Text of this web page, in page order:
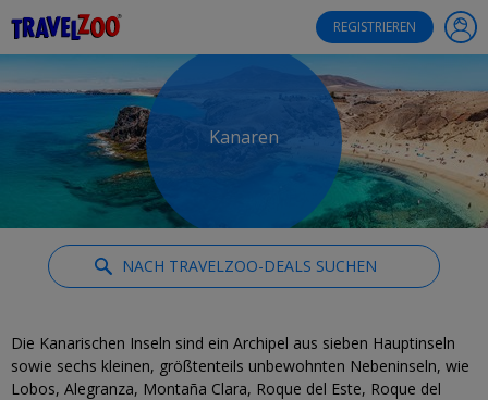
REGISTRIEREN
Kanaren
NACH TRAVELZOO-DEALS SUCHEN
Die Kanarischen Inseln sind ein Archipel aus sieben Hauptinseln
sowie sechs kleinen, größtenteils unbewohnten Nebeninseln, wie
Lobos, Alegranza, Montaña Clara, Roque del Este, Roque del